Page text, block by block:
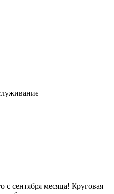
сентября месяца! Круговая